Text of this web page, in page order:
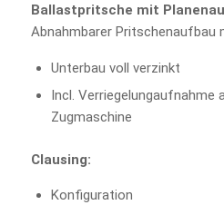
Ballastpritsche mit
Abnahmbarer Pritschenaufbau
Unterbau voll verzinkt
Incl. Verriegelungaufnahme
Zugmaschine
Clausing:
Konfiguration